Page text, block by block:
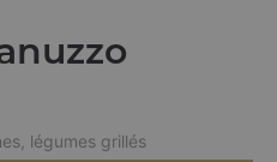
légumes grillés